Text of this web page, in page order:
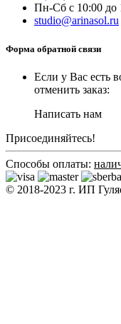
Пн-Сб с 10:00
studio@arinasol.ru
Форма обратной связи
Если у Вас есть
отменить заказ:
Написать нам
Присоединяйтесь!
Способы оплаты:
© 2018-2023 г. ИП